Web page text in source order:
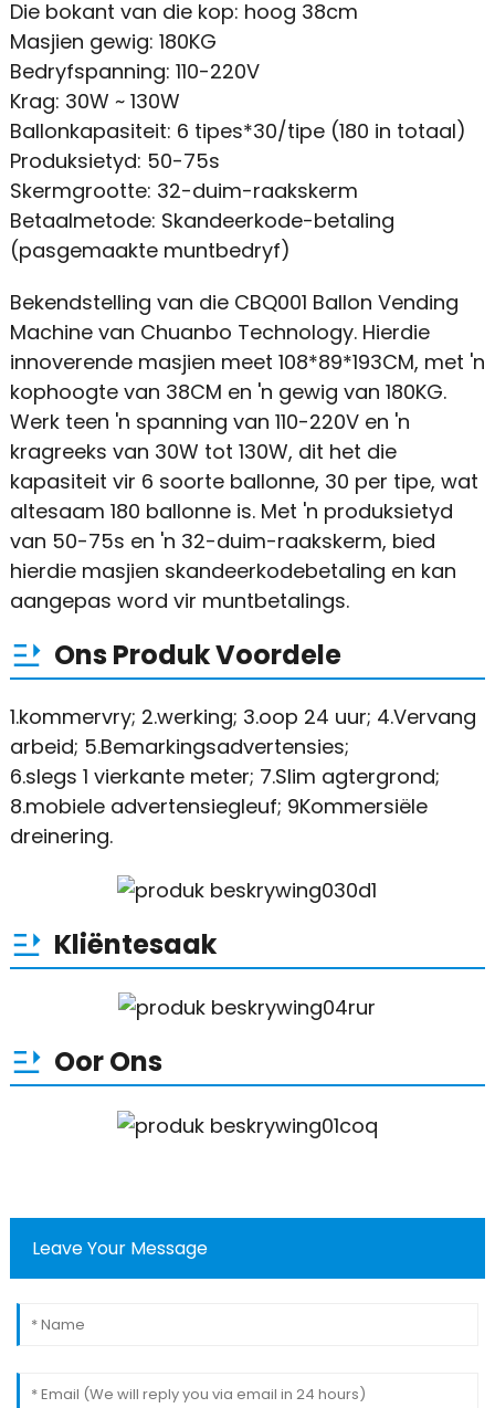
Die bokant van die kop: hoog 38cm
Masjien gewig: 180KG
Bedryfspanning: 110-220V
Krag: 30W ~ 130W
Ballonkapasiteit: 6 tipes*30/tipe (180 in totaal)
Produksietyd: 50-75s
Skermgrootte: 32-duim-raakskerm
Betaalmetode: Skandeerkode-betaling
(pasgemaakte muntbedryf)
Bekendstelling van die CBQ001 Ballon Vending
Machine van Chuanbo Technology. Hierdie
innoverende masjien meet 108*89*193CM, met 'n
kophoogte van 38CM en 'n gewig van 180KG.
Werk teen 'n spanning van 110-220V en 'n
kragreeks van 30W tot 130W, dit het die
kapasiteit vir 6 soorte ballonne, 30 per tipe, wat
altesaam 180 ballonne is. Met 'n produksietyd
van 50-75s en 'n 32-duim-raakskerm, bied
hierdie masjien skandeerkodebetaling en kan
aangepas word vir muntbetalings.
Ons Produk Voordele
1.kommervry; 2.werking; 3.oop 24 uur; 4.Vervang
arbeid; 5.Bemarkingsadvertensies;
6.slegs 1 vierkante meter; 7.Slim agtergrond;
8.mobiele advertensiegleuf; 9Kommersiële
dreinering.
Kliëntesaak
Oor Ons
Leave Your Message